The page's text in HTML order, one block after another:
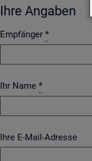
Ihre An­ga­ben
Empfänger *
Ihr Name *
Ihre E-Mail-Adresse